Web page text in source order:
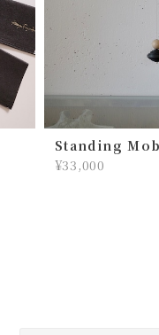
ました！ キーケ
見つからず、今
って思いました
イイが混ざって
味が出てくるの
そんな流
んなお客
ーケー
Standing
¥33,000